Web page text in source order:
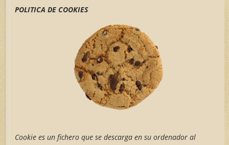
POLITICA DE COOKIES
Cookie es un fichero que se descarga en su ordenador al